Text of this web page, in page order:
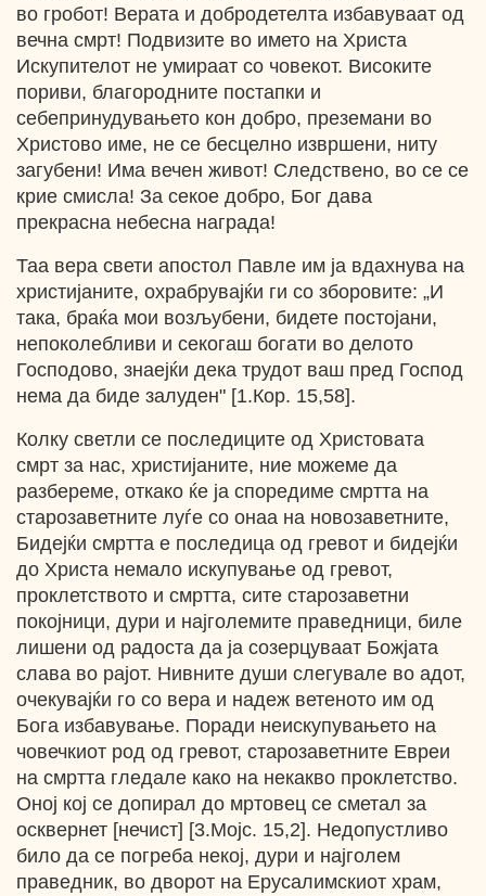
во гробот! Верата и добродетелта избавуваат од
вечна смрт! Подвизите во името на Христа
Искупителот не умираат со човекот. Високите
пориви, благородните постапки и
себепринудувањето кон добро, преземани во
Христово име, не се бесцелно извршени, ниту
загубени! Има вечен живот! Следствено, во се се
крие смисла! За секое добро, Бог дава
прекрасна небесна награда!
Таа вера свети апостол Павле им ја вдахнува на
христијаните, охрабрувајќи ги со зборовите: „И
така, браќа мои возљубени, бидете постојани,
непоколебливи и секогаш богати во делото
Господово, знаејќи дека трудот ваш пред Господ
нема да биде залуден" [1.Кор. 15,58].
Колку светли се последиците од Христовата
смрт за нас, христијаните, ние можеме да
разбереме, откако ќе ја споредиме смртта на
старозаветните луѓе со онаа на новозаветните,
Бидејќи смртта е последица од гревот и бидејќи
до Христа немало искупување од гревот,
проклетството и смртта, сите старозаветни
покојници, дури и најголемите праведници, биле
лишени од радоста да ја созерцуваат Божјата
слава во рајот. Нивните души слегувале во адот,
очекувајќи го со вера и надеж ветеното им од
Бога избавување. Поради неискупувањето на
човечкиот род од гревот, старозаветните Евреи
на смртта гледале како на некакво проклетство.
Оној кој се допирал до мртовец се сметал за
осквернет [нечист] [3.Мојс. 15,2]. Недопустливо
било да се погреба некој, дури и најголем
праведник, во дворот на Ерусалимскиот храм,